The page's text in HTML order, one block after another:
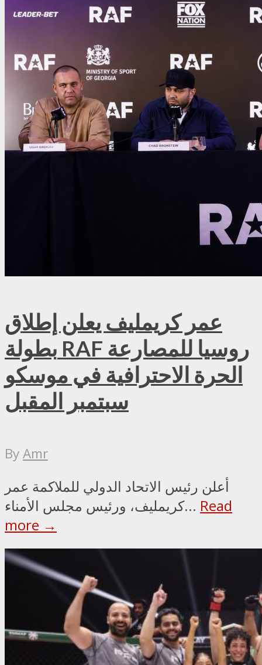
عمر كريمليف يعلن إطلاق
بطولة RAF روسيا للمصارعة
الحرة الاحترافية في موسكو
سبتمبر المقبل
ByAmr
أعلن رئيس الاتحاد الدولي للملاكمة عمر
كريمليف، ورئيس مجلس الأمناء... Read
more →